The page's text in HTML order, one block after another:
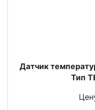
Датчик
Тип